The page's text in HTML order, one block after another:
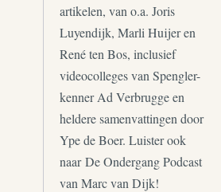
artikelen, van o.a. Joris
Luyendijk, Marli Huijer en
René ten Bos, inclusief
videocolleges van Spengler-
kenner Ad Verbrugge en
heldere samenvattingen door
Ype de Boer. Luister ook
naar De Ondergang Podcast
van Marc van Dijk!